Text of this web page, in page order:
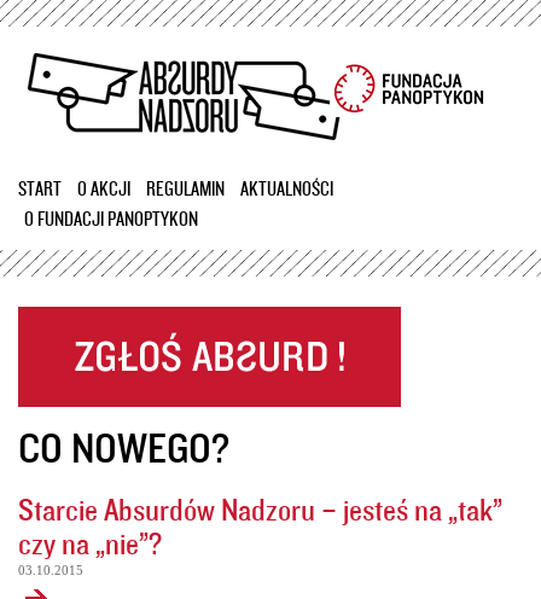
Przejdź
treści
START O AKCJI REGULAMIN
AKTUALNOŚCI
O FUNDACJI PANOPTYKON
CO NOWEGO?
Starcie Absurdów Nadzoru – jesteś na „tak”
czy na „nie”?
03.10.2015